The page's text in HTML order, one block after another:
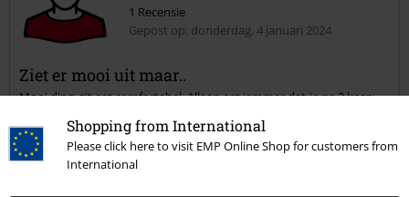
Shopping from International
Please click here to visit EMP Online Shop for customers from
International
1 Recensie
Gepost op: donderdag, 4 januari 2024
Ziet er mooi uit maar..
Mooi ding, zit erg comfortabel. Alleen erg jammer dat-ie na 3 keer